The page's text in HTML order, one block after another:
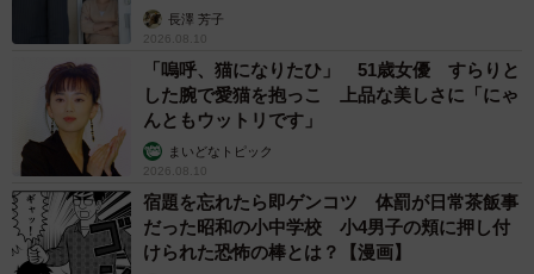
す【夫婦関係修復カウンセラーが解説】
長澤 芳子
2026.08.10
「嗚呼、猫になりたひ」 51歳女優 すらりと
した腕で愛猫を抱っこ 上品な美しさに「にゃ
んともウットリです」
まいどなトピック
2026.08.10
宿題を忘れたら即ゲンコツ 体罰が日常茶飯事
だった昭和の小中学校 小4男子の頬に押し付
けられた恐怖の棒とは？【漫画】